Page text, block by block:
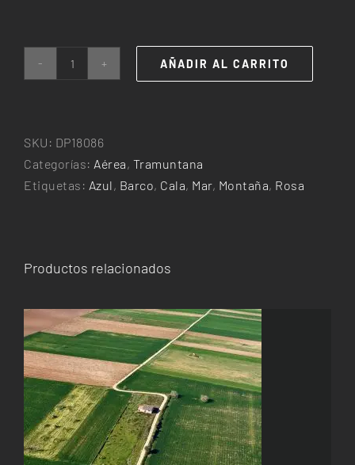
Veler
de
Pareis
cantidad
AÑADIR AL CARRITO
SKU: DP18086
Categorías: Aérea, Tramuntana
Etiquetas: Azul, Barco, Cala, Mar, Montaña, Rosa
Productos relacionados
SELECCIONAR OPCIONESESTE
PRODUCTO
TIENE
MÚLTIPLES
VARIANTES.
/ DETALLES